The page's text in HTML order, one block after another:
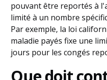
pouvant être reportés à
limité à un nombre
Par exemple, la loi
maladie payés fixe une
jours pour les congés